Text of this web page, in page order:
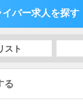
バー求人を探す
スト
る